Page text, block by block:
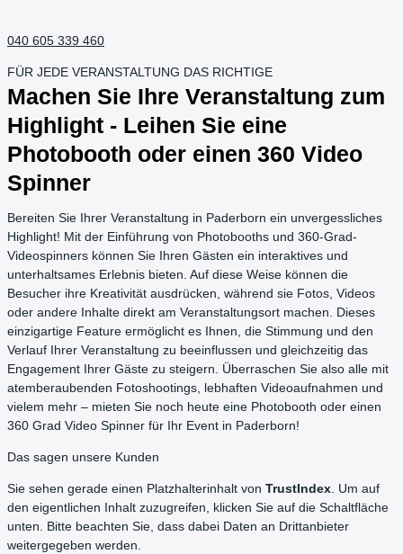
040 605 339 460
FÜR JEDE VERANSTALTUNG DAS RICHTIGE
Machen Sie Ihre Veranstaltung zum
Highlight - Leihen Sie eine
Photobooth oder einen 360 Video
Spinner
Bereiten Sie Ihrer Veranstaltung in Paderborn ein unvergessliches
Highlight! Mit der Einführung von Photobooths und 360-Grad-
Videospinners können Sie Ihren Gästen ein interaktives und
unterhaltsames Erlebnis bieten. Auf diese Weise können die
Besucher ihre Kreativität ausdrücken, während sie Fotos, Videos
oder andere Inhalte direkt am Veranstaltungsort machen. Dieses
einzigartige Feature ermöglicht es Ihnen, die Stimmung und den
Verlauf Ihrer Veranstaltung zu beeinflussen und gleichzeitig das
Engagement Ihrer Gäste zu steigern. Überraschen Sie also alle mit
atemberaubenden Fotoshootings, lebhaften Videoaufnahmen und
vielem mehr – mieten Sie noch heute eine Photobooth oder einen
360 Grad Video Spinner für Ihr Event in Paderborn!
Das sagen unsere Kunden
Sie sehen gerade einen Platzhalterinhalt von TrustIndex . Um auf
den eigentlichen Inhalt zuzugreifen, klicken Sie auf die Schaltfläche
unten. Bitte beachten Sie, dass dabei Daten an Drittanbieter
weitergegeben werden.